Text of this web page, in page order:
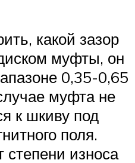
какой зазор
муфты, он
0,35-0,65
муфта не
к шкиву под
поля.
степени износа